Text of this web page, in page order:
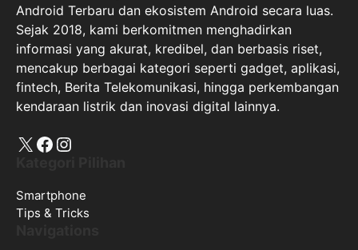
Android Terbaru dan ekosistem Android secara luas.
Sejak 2018, kami berkomitmen menghadirkan
informasi yang akurat, kredibel, dan berbasis riset,
mencakup berbagai kategori seperti gadget, aplikasi,
fintech, Berita Telekomunikasi, hingga perkembangan
kendaraan listrik dan inovasi digital lainnya.
X Facebook
Instagram
Smartphone
Tips & Tricks